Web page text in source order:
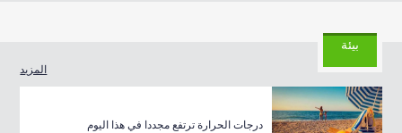
بيئة
المزيد
درجات الحرارة ترتفع مجددا في هذا اليوم